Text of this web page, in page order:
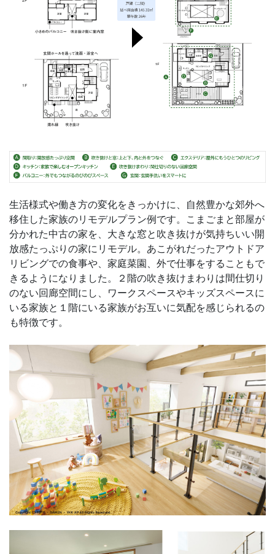
生活様式や働き方の変化をきっかけに、自然豊かな郊外へ
移住した家族のリモデルプラン例です。こまごまと部屋が
分かれた中古の家を、大きな窓と吹き抜けが気持ちいい開
放感たっぷりの家にリモデル。あこがれだったアウトドア
リビングでの食事や、家庭菜園、外で仕事をすることもで
きるようになりました。２階の吹き抜けまわりは間仕切り
のない回廊空間にし、ワークスペースやキッズスペースに
いる家族と１階にいる家族がお互いに気配を感じられるの
も特徴です。